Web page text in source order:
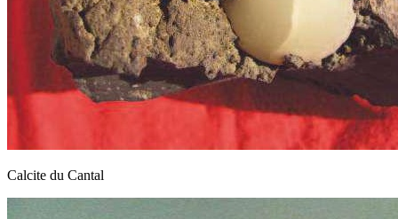
Calcite du Cantal